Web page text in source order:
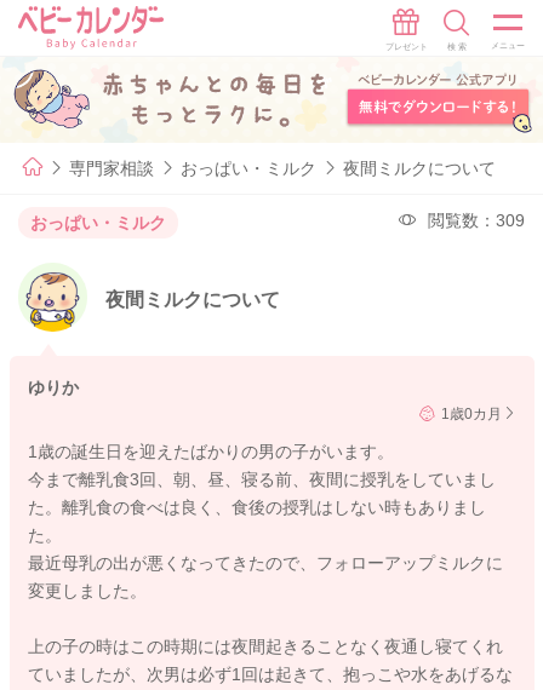
専門家相談 おっぱい・ミルク 夜間ミルクについて
おっぱい・ミルク 閲覧数：309
夜間ミルクについて
ゆりか
1歳0カ月
1歳の誕生日を迎えたばかりの男の子がいます。
今まで離乳食3回、朝、昼、寝る前、夜間に授乳をしていまし
た。離乳食の食べは良く、食後の授乳はしない時もありまし
た。
最近母乳の出が悪くなってきたので、フォローアップミルクに
変更しました。
上の子の時はこの時期には夜間起きることなく夜通し寝てくれ
ていましたが、次男は必ず1回は起きて、抱っこや水をあげるな